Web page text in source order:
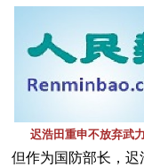
迟浩田重申不放弃武力
但作为国防部长，迟